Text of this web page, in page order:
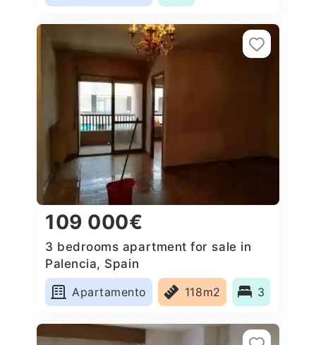
109 000€
3 bedrooms apartment for sale in
Palencia, Spain
Apartamento
118m2 3